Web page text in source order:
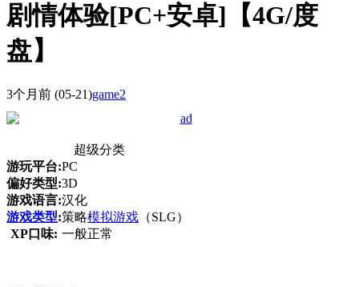
剧情体验[PC+安卓]【4G/度
盘】
3个月前 (05-21)game2
超级分类
游玩平台:PC
偏好类型:3D
游戏语言:汉化
游戏类型:策略模拟游戏 （SLG）
XP口味: 一般正常